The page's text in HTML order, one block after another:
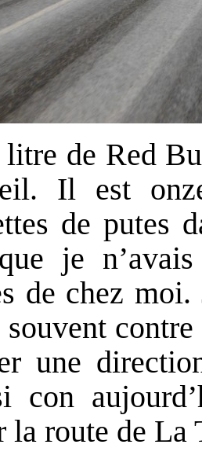
de Red
Il est
de putes
je
de chez
souvent
une
con
la route de